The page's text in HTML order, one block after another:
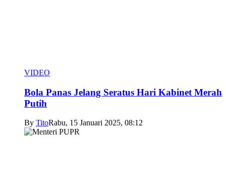
VIDEO
Bola Panas Jelang Seratus Hari Kabinet Merah
Putih
By TitoRabu, 15 Januari 2025, 08:12